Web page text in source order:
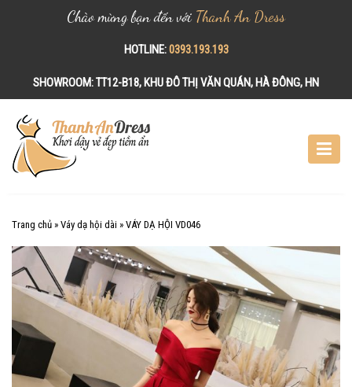
Chào mừng bạn đến với Thanh An Dress
HOTLINE:0393.193.193
SHOWROOM:TT12-B18, KHU ĐÔ THỊ VĂN QUÁN, HÀ ĐÔNG, HN
Trang chủ » Váy dạ hội dài » VÁY DẠ HỘI VD046